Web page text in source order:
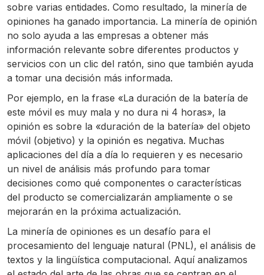
sobre varias entidades. Como resultado, la minería de
opiniones ha ganado importancia. La minería de opinión
no solo ayuda a las empresas a obtener más
información relevante sobre diferentes productos y
servicios con un clic del ratón, sino que también ayuda
a tomar una decisión más informada.
Por ejemplo, en la frase «La duración de la batería de
este móvil es muy mala y no dura ni 4 horas», la
opinión es sobre la «duración de la batería» del objeto
móvil (objetivo) y la opinión es negativa. Muchas
aplicaciones del día a día lo requieren y es necesario
un nivel de análisis más profundo para tomar
decisiones como qué componentes o características
del producto se comercializarán ampliamente o se
mejorarán en la próxima actualización.
La minería de opiniones es un desafío para el
procesamiento del lenguaje natural (PNL), el análisis de
textos y la lingüística computacional. Aquí analizamos